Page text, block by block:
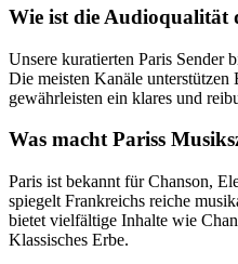
Wie ist die Audioqualität
Unsere kuratierten Paris Sender
Die meisten Kanäle unterstützen
gewährleisten ein klares und
Was macht Pariss
Paris ist bekannt für Chanson,
spiegelt Frankreichs reiche
bietet vielfältige Inhalte wie
Klassisches Erbe.